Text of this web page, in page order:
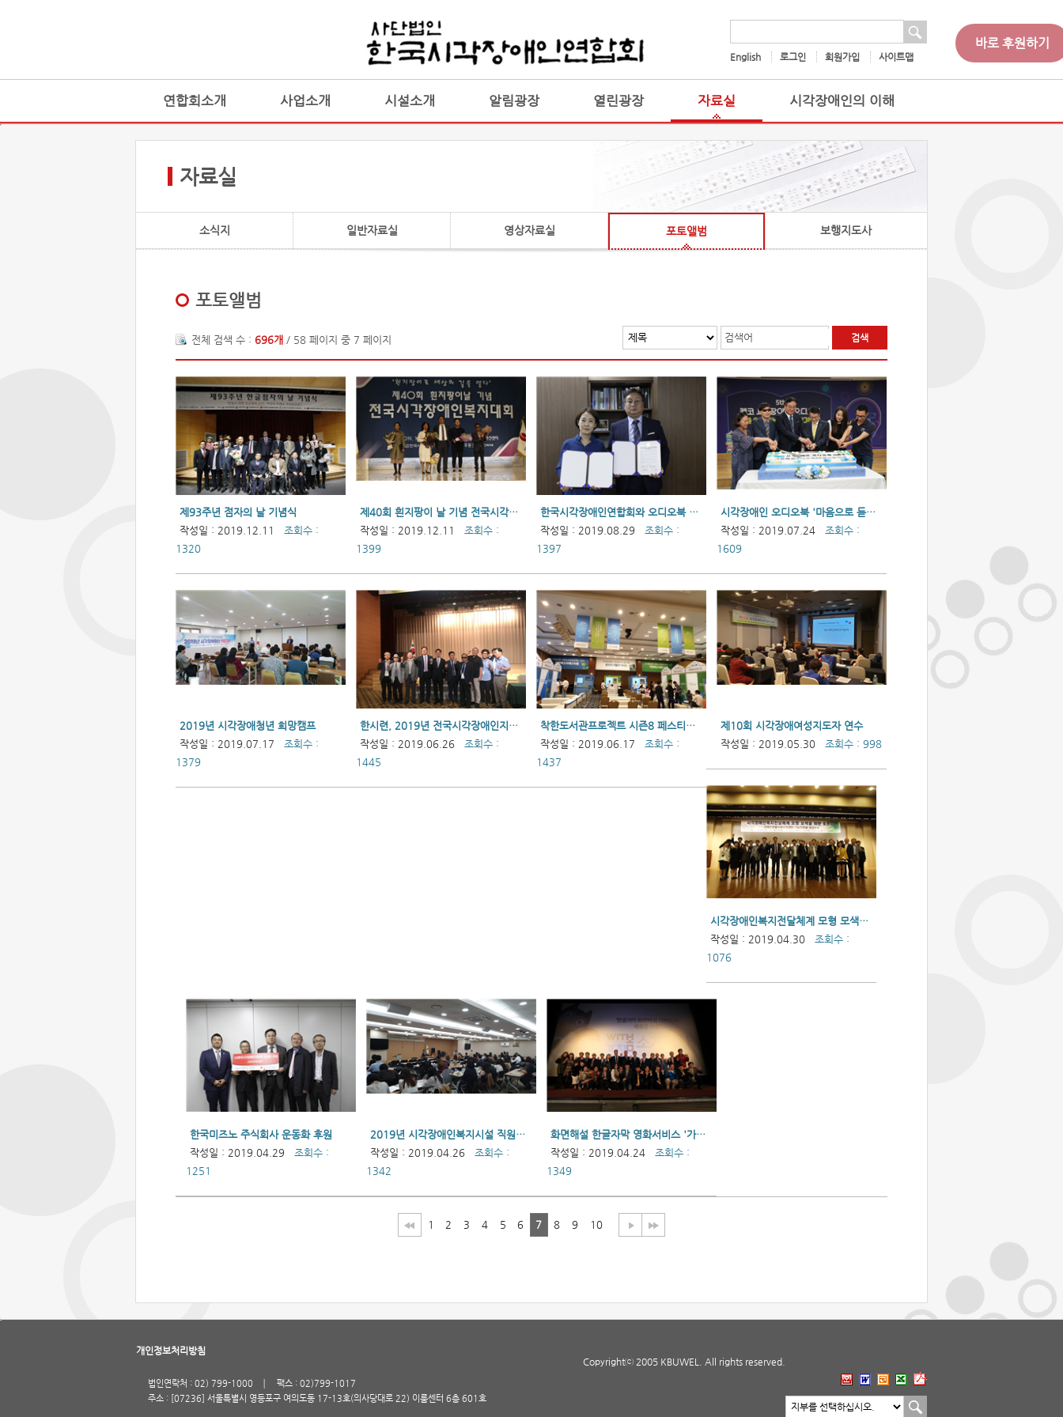
English 로그인 회원가입 사이트맵
바로 후원하기
연합회소개 사업소개 시설소개 알림광장 열린광장 자료실 시각장애인의 이해
자료실
소식지 일반자료실 영상자료실 포토앨범 보행지도사
포토앨범
검색어
전체 검색 수 : 696개 / 58 페이지 중 7 페이지
제93주년 점자의 날 기념식
작성일 : 2019.12.11
조회수 :
1320
제40회 흰지팡이 날 기념 전국시각장애인복지대회
작성일 : 2019.12.11
조회수 :
1399
한국시각장애인연합회와 오디오북 출판사 커뮤니케이션북스 MOU 체결
작성일 : 2019.08.29
조회수 :
1397
시각장애인 오디오북 '마음으로 듣는 소리 시즌5' 출판
작성일 : 2019.07.24
조회수 :
1609
2019년 시각장애청년 희망캠프
작성일 : 2019.07.17
조회수 :
1379
한시련, 2019년 전국시각장애인지도자대회 성료
작성일 : 2019.06.26
조회수 :
1445
착한도서관프로젝트 시즌8 페스티벌 개최
작성일 : 2019.06.17
조회수 :
1437
제10회 시각장애여성지도자 연수
작성일 : 2019.05.30
조회수 : 998
시각장애인복지전달체계 모형 모색을 위한 토론회 개최
작성일 : 2019.04.30
조회수 :
1076
한국미즈노 주식회사 운동화 후원
작성일 : 2019.04.29
조회수 :
1251
2019년 시각장애인복지시설 직원연수(단체종사자)
작성일 : 2019.04.26
조회수 :
1342
화면해설 한글자막 영화서비스 '가치봄' 브랜드 런칭상영회
작성일 : 2019.04.24
조회수 :
1349
1 2 3 4 5 6 7 8 9 10
개인정보처리방침
법인연락처 : 02) 799-1000
팩스 : 02)799-1017
주소 : [07236] 서울특별시 영등포구 여의도동 17-13호(의사당대로 22) 이룸센터 6층 601호
Copyrightⓒ 2005 KBUWEL. All rights reserved.